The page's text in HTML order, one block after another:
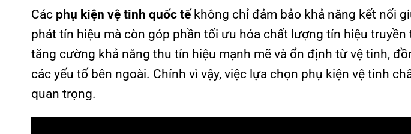
Các phụ kiện vệ tinh quốc tếkhông chỉ đảm bảo khả năng kết nối
phát tín hiệu mà còn góp phần tối ưu hóa chất lượng tín hiệu truyền
tăng cường khả năng thu tín hiệu mạnh mẽ và ổn định từ vệ tinh,
các yếu tố bên ngoài. Chính vì vậy, việc lựa chọn phụ kiện vệ tinh
quan trọng.